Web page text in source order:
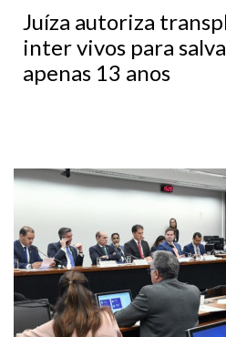
Juíza autoriza
inter vivos para
apenas 13 anos